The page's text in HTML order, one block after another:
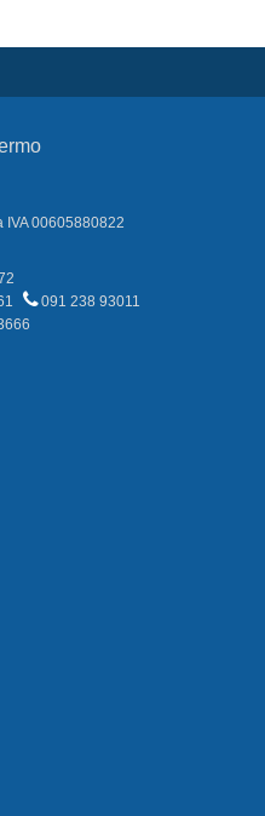
IVA 00605880822
091 238 93011